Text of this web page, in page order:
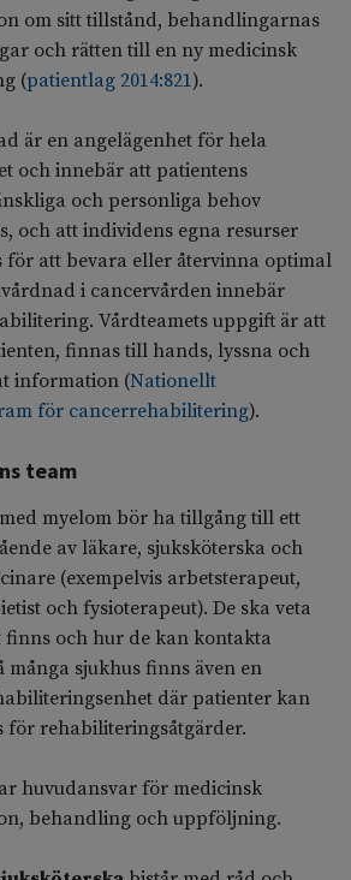
om sitt tillstånd, behandlingarnas
och rätten till en ny medicinsk
(patientlag 2014:821).
är en angelägenhet för hela
och innebär att patientens
och personliga behov
och att individens egna resurser
för att bevara eller återvinna optimal
i cancervården innebär
Vårdteamets uppgift är att
finnas till hands, lyssna och
information (Nationellt
för cancerrehabilitering).
team
myelom bör ha tillgång till ett
av läkare, sjuksköterska och
(exempelvis arbetsterapeut,
och fysioterapeut). De ska veta
finns och hur de kan kontakta
många sjukhus finns även en
där patienter kan
för rehabiliteringsåtgärder.
huvudansvar för medicinsk
behandling och uppföljning.